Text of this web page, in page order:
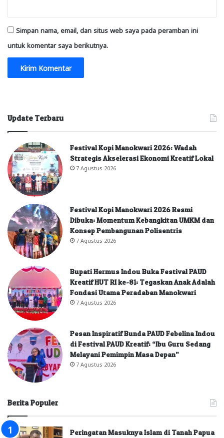
Simpan nama, email, dan situs web saya pada peramban ini
untuk komentar saya berikutnya.
Update Terbaru
Festival Kopi Manokwari 2026: Wadah
Strategis Akselerasi Ekonomi Kreatif Lokal
7 Agustus 2026
Festival Kopi Manokwari 2026 Resmi
Dibuka: Momentum Kebangkitan UMKM dan
Konsep Pembangunan Polisentris
7 Agustus 2026
Bupati Hermus Indou Buka Festival PAUD
Kreatif HUT RI ke-81: Tegaskan Anak Adalah
Fondasi Utama Peradaban Manokwari
7 Agustus 2026
Pesan Inspiratif Bunda PAUD Febelina Indou
di Festival PAUD Kreatif: “Ibu Guru Sedang
Melayani Pemimpin Masa Depan”
7 Agustus 2026
Berita Populer
Peringatan Masuknya Islam di Tanah Papua